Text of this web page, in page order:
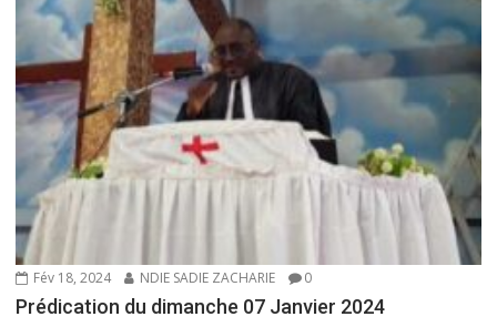
Fév 18, 2024 NDIE SADIE ZACHARIE 0
Prédication du dimanche 07 Janvier 2024